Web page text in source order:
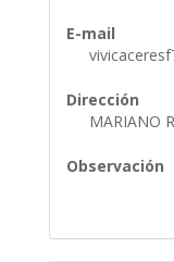
E-mail
Dirección
MARIANO
Observación